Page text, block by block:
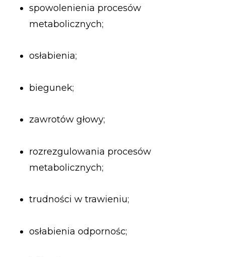
spowolenienia procesów
metabolicznych;
osłabienia;
biegunek;
zawrotów głowy;
rozrezgulowania procesów
metabolicznych;
trudności w trawieniu;
osłabienia odpornośc;